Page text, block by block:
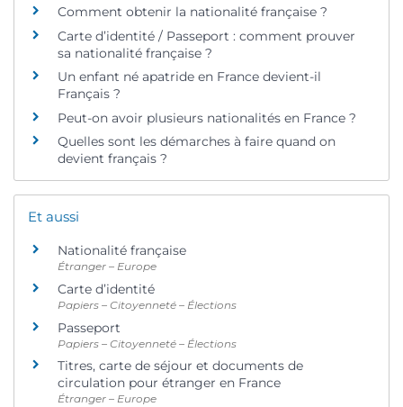
Comment obtenir la nationalité française ?
Carte d’identité / Passeport : comment prouver
sa nationalité française ?
Un enfant né apatride en France devient-il
Français ?
Peut-on avoir plusieurs nationalités en France ?
Quelles sont les démarches à faire quand on
devient français ?
Et aussi
Nationalité française
Étranger – Europe
Carte d’identité
Papiers – Citoyenneté – Élections
Passeport
Papiers – Citoyenneté – Élections
Titres, carte de séjour et documents de
circulation pour étranger en France
Étranger – Europe